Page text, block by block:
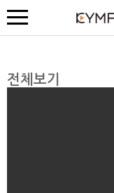
전체보기